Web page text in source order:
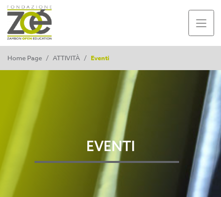
Home Page / ATTIVITÀ / Eventi
EVENTI